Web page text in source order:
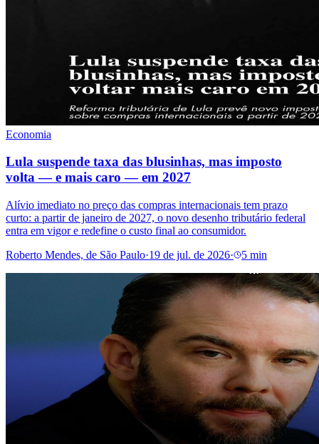
Economia
Lula suspende taxa das blusinhas, mas imposto
volta — e mais caro — em 2027
Alívio imediato no preço das compras internacionais tem prazo
curto: a partir de janeiro de 2027, o novo desenho tributário federal
entra em vigor e redefine o custo final ao consumidor.
Roberto Mendes, de São Paulo·19 de jul. de 2026· 5 min